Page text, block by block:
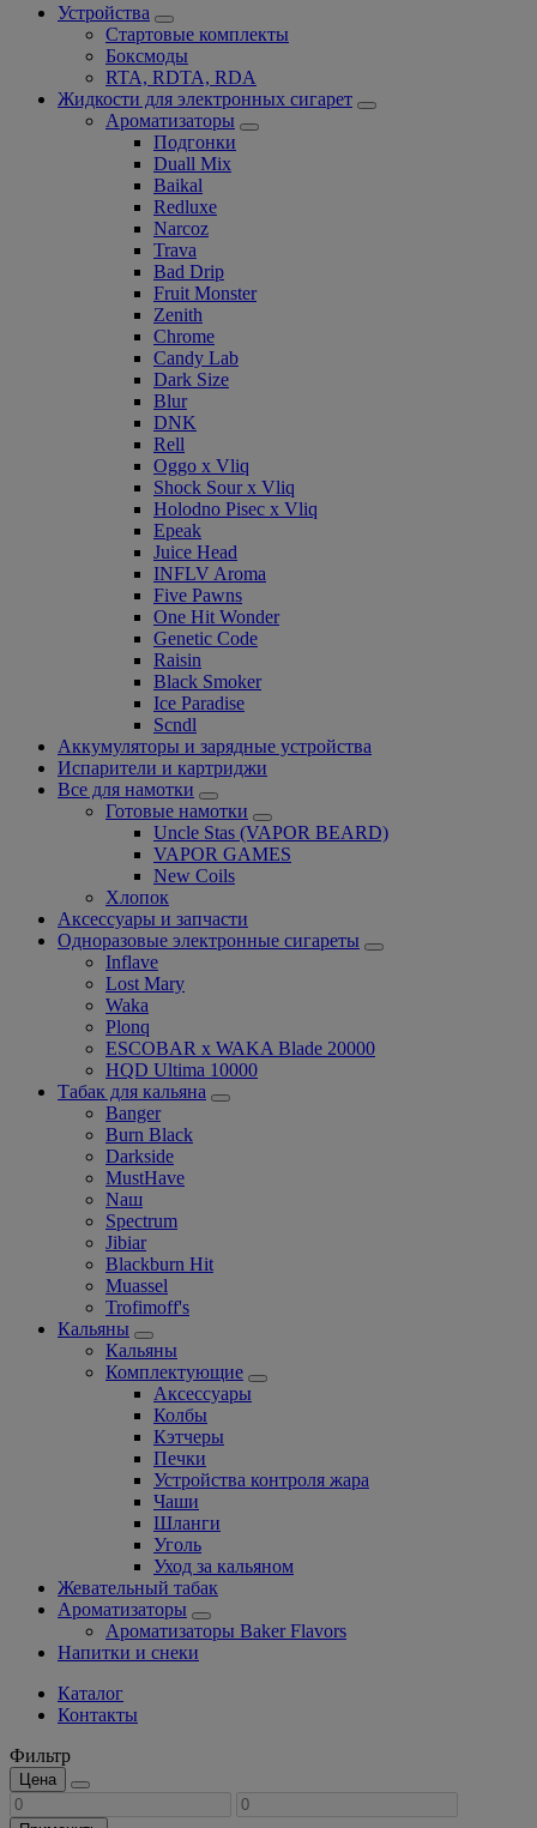
Устройства
Стартовые комплекты
Боксмоды
RTA, RDTA, RDA
Жидкости для электронных сигарет
Ароматизаторы
Подгонки
Duall Mix
Baikal
Redluxe
Narcoz
Trava
Bad Drip
Fruit Monster
Zenith
Chrome
Candy Lab
Dark Size
Blur
DNK
Rell
Oggo x Vliq
Shock Sour x Vliq
Holodno Pisec x Vliq
Epeak
Juice Head
INFLV Aroma
Five Pawns
One Hit Wonder
Genetic Code
Raisin
Black Smoker
Ice Paradise
Scndl
Аккумуляторы и зарядные устройства
Испарители и картриджи
Все для намотки
Готовые намотки
Uncle Stas (VAPOR BEARD)
VAPOR GAMES
New Coils
Хлопок
Аксессуары и запчасти
Одноразовые электронные сигареты
Inflave
Lost Mary
Waka
Plonq
ESCOBAR x WAKA Blade 20000
HQD Ultima 10000
Табак для кальяна
Banger
Burn Black
Darkside
MustHave
Nаш
Spectrum
Jibiar
Blackburn Hit
Muassel
Trofimoff's
Кальяны
Кальяны
Комплектующие
Аксессуары
Колбы
Кэтчеры
Печки
Устройства контроля жара
Чаши
Шланги
Уголь
Уход за кальяном
Жевательный табак
Ароматизаторы
Ароматизаторы Baker Flavors
Напитки и снеки
Каталог
Контакты
Фильтр
Цена